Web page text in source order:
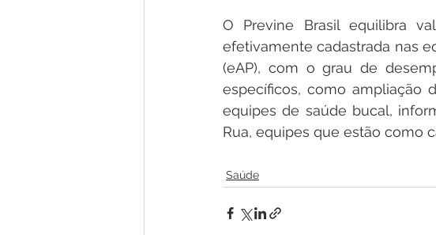
O Previne Brasil equilibra
efetivamente cadastrada nas
(eAP), com o grau de
específicos, como ampliação
equipes de saúde bucal,
Rua, equipes que estão como
Saúde